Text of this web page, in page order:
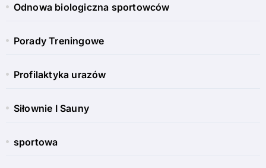
Odnowa biologiczna sportowców
Porady Treningowe
Profilaktyka urazów
Siłownie I Sauny
sportowa